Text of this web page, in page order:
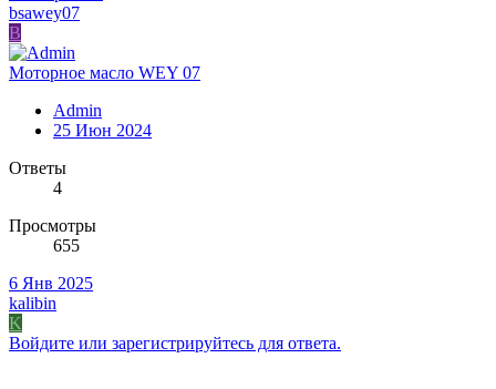
bsawey07
B
Моторное масло WEY 07
Admin
25 Июн 2024
Ответы
4
Просмотры
655
6 Янв 2025
kalibin
K
Войдите или зарегистрируйтесь для ответа.